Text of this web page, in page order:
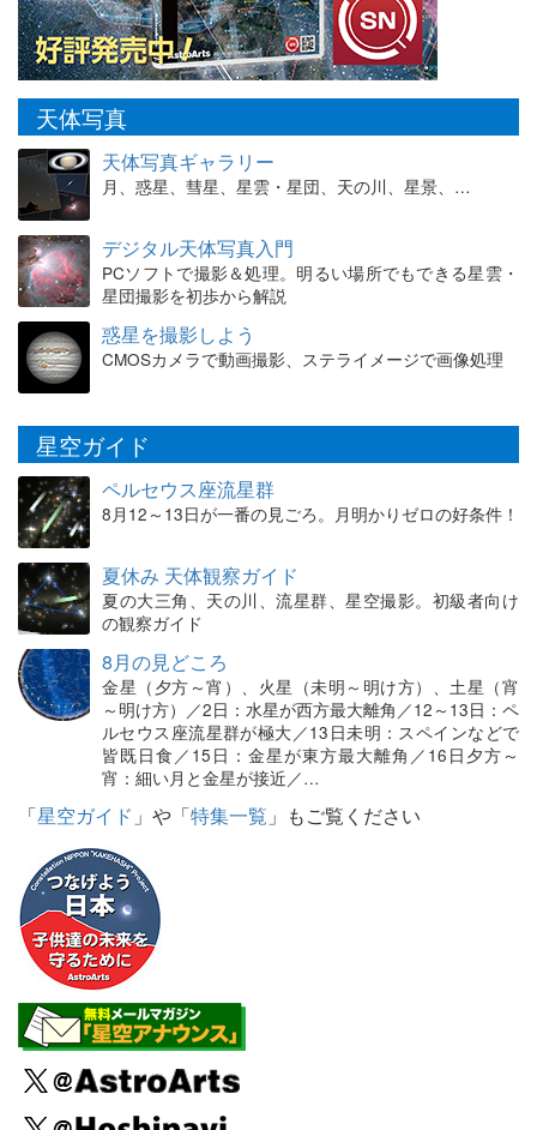
天体写真
天体写真ギャラリー
月、惑星、彗星、星雲・星団、天の川、星景、…
デジタル天体写真入門
PCソフトで撮影＆処理。明るい場所でもできる星雲・
星団撮影を初歩から解説
惑星を撮影しよう
CMOSカメラで動画撮影、ステライメージで画像処理
星空ガイド
ペルセウス座流星群
8月12～13日が一番の見ごろ。月明かりゼロの好条件！
夏休み 天体観察ガイド
夏の大三角、天の川、流星群、星空撮影。初級者向け
の観察ガイド
8月の見どころ
金星（夕方～宵）、火星（未明～明け方）、土星（宵
～明け方）／2日：水星が西方最大離角／12～13日：ペ
ルセウス座流星群が極大／13日未明：スペインなどで
皆既日食／15日：金星が東方最大離角／16日夕方～
宵：細い月と金星が接近／…
「星空ガイド 」や「特集一覧 」もご覧ください